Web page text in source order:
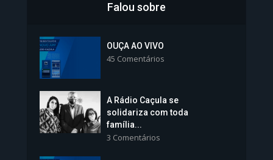
Colégios da Polícia...
Falou sobre
OUÇA AO VIVO
45 Comentários
A Rádio Caçula se
solidariza com toda
família...
3 Comentários